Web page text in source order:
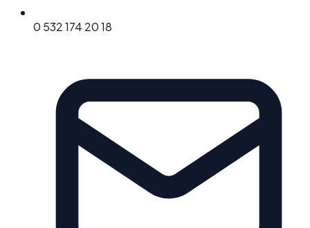
0 532 174 20 18